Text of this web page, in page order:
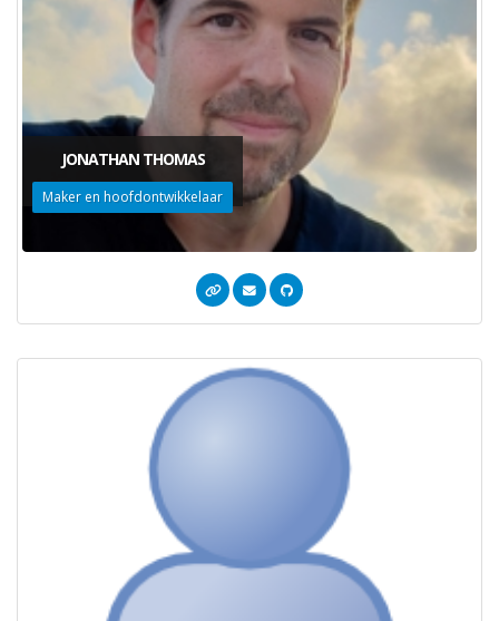
JONATHAN THOMAS
Maker en hoofdontwikkelaar